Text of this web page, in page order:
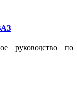
руководство по